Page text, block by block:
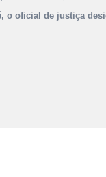
o oficial de justiça